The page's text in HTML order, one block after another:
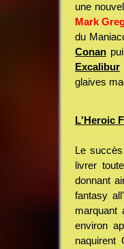
une
Mark
du
Conan
Excalibur
glaives
L'Heroic
Le
livrer
donnant
fantasy
marquant
environ
naquirent